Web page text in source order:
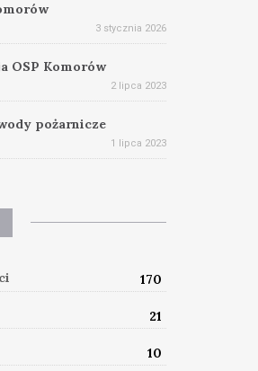
3 stycznia 2026
OSP Komorów
2 lipca 2023
pożarnicze
1 lipca 2023
170
21
10